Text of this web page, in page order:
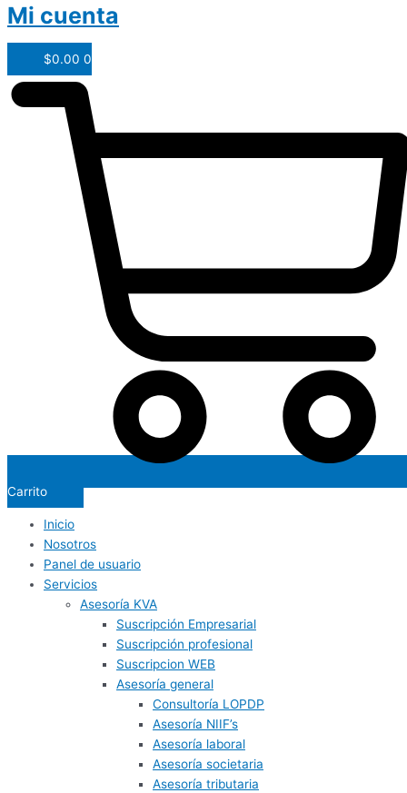
Mi cuenta
$0.00 0
Carrito
Inicio
Nosotros
Panel de usuario
Servicios
Asesoría KVA
Suscripción Empresarial
Suscripción profesional
Suscripcion WEB
Asesoría general
Consultoría LOPDP
Asesoría NIIF’s
Asesoría laboral
Asesoría societaria
Asesoría tributaria